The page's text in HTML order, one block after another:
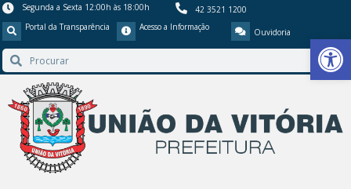
Barra de
Segunda a Sexta 12:00h às 18:00h
42 3521 1200
Portal da Transparência
Acesso a Informação Ouvidoria